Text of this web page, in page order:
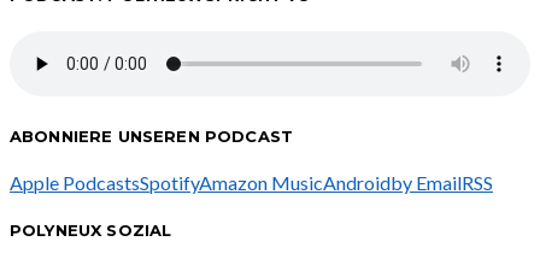
ABONNIERE UNSEREN PODCAST
Apple PodcastsSpotifyAmazon MusicAndroidby EmailRSS
POLYNEUX SOZIAL